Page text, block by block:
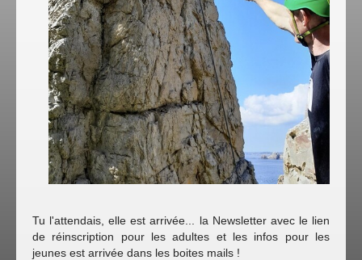
Tu l'attendais, elle est arrivée... la Newsletter avec le lien
de réinscription pour les adultes et les infos pour les
jeunes est arrivée dans les boites mails !